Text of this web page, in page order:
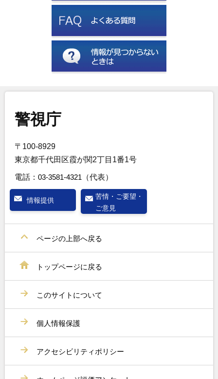
警視庁
〒100-8929
東京都千代田区霞が関2丁目1番1号
電話： 03-3581-4321 （代表）
情報提供
苦情・ご要望・
ご意見
ページの上部へ戻る
トップページに戻る
このサイトについて
個人情報保護
アクセシビリティポリシー